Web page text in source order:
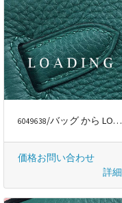
6049638/バッグ から LONGCHAMP
価格お問い合わせ
詳細